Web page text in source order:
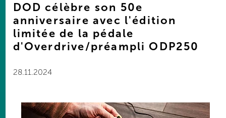
DOD célèbre son 50e
anniversaire avec l'édition
limitée de la pédale
d'Overdrive/préampli ODP250
28.11.2024